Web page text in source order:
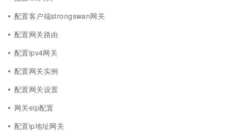
配置客户端strongswan网关
配置网关路由
配置ipv4网关
配置网关实例
配置网关设置
网关eip配置
配置ip地址网关